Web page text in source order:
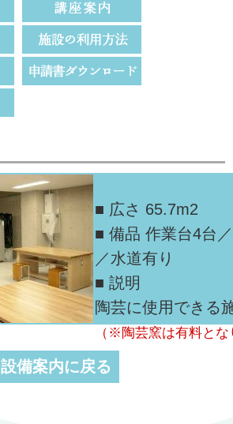
■ 広さ 65.7m2
■ 備品 作業台4台
／水道有り
■ 説明
陶芸に使用できる
（※陶芸窯は有料と
設備案内に戻る